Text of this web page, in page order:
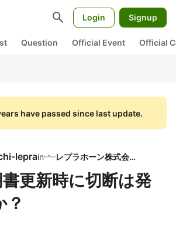
search Login Signup
Question Official Event Official
have passed since last update.
leprain レプラホーン株式会社
更新時に切断は発
？